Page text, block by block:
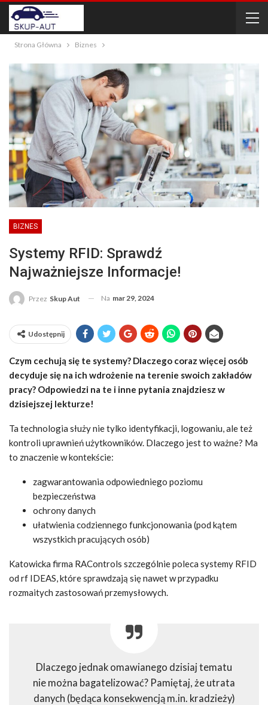
Strona Główna Biznes
BIZNES
Systemy RFID: Sprawdź
Najważniejsze Informacje!
Przez Skup Aut Na mar 29, 2024
Udostępnij
Czym cechują się te systemy? Dlaczego coraz więcej osób
decyduje się na ich wdrożenie na terenie swoich zakładów
pracy? Odpowiedzi na te i inne pytania znajdziesz w
dzisiejszej lekturze!
Ta technologia służy nie tylko identyfikacji, logowaniu, ale też
kontroli uprawnień użytkowników. Dlaczego jest to ważne? Ma
to znaczenie w kontekście:
zagwarantowania odpowiedniego poziomu
bezpieczeństwa
ochrony danych
ułatwienia codziennego funkcjonowania (pod kątem
wszystkich pracujących osób)
Katowicka firma RAControls szczególnie poleca systemy RFID
od rf IDEAS, które sprawdzają się nawet w przypadku
rozmaitych zastosowań przemysłowych.
Dlaczego jednak omawianego dzisiaj tematu
nie można bagatelizować? Pamiętaj, że utrata
danych (będąca konsekwencją m.in. kradzieży)